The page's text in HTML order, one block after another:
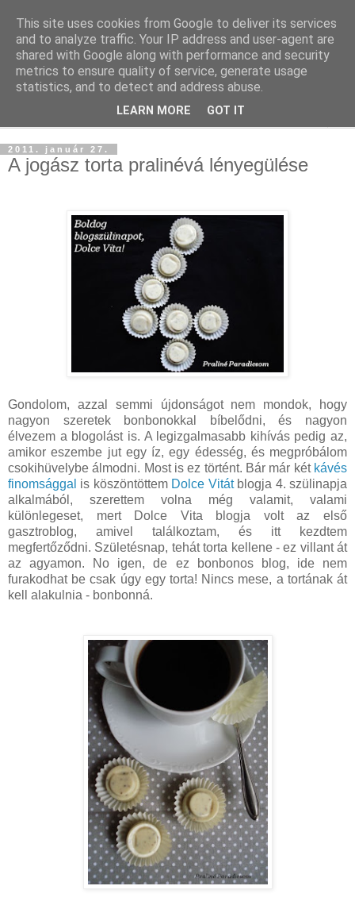
2011. január 27.
A jogász torta pralinévá lényegülése
Gondolom, azzal semmi újdonságot nem mondok, hogy
nagyon szeretek bonbonokkal bíbelődni, és nagyon
élvezem a blogolást is. A legizgalmasabb kihívás pedig az,
amikor eszembe jut egy íz, egy édesség, és megpróbálom
csokihüvelybe álmodni. Most is ez történt. Bár már két kávés
finomsággal is köszöntöttem Dolce Vitátblogja 4. szülinapja
alkalmából, szerettem volna még valamit, valami
különlegeset, mert Dolce Vita blogja volt az első
gasztroblog, amivel találkoztam, és itt kezdtem
megfertőződni. Születésnap, tehát torta kellene - ez villant át
az agyamon. No igen, de ez bonbonos blog, ide nem
furakodhat be csak úgy egy torta! Nincs mese, a tortának át
kell alakulnia - bonbonná.
This site uses cookies from Google to deliver its services
and to analyze traffic. Your IP address and user-agent are
shared with Google along with performance and security
metrics to ensure quality of service, generate usage
statistics, and to detect and address abuse.
LEARN MORE GOT IT